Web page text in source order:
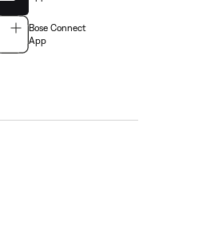
Bose Connect
App